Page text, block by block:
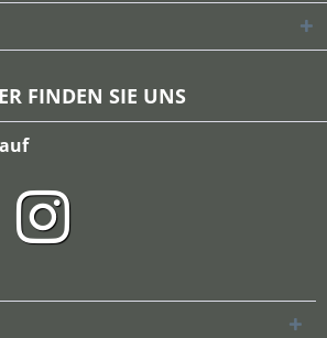
FINDEN SIE UNS